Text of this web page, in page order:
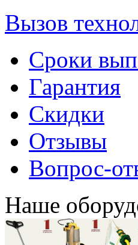
Вызов
Сроки
Гарантия
Скидки
Отзывы
Вопрос-
Наше